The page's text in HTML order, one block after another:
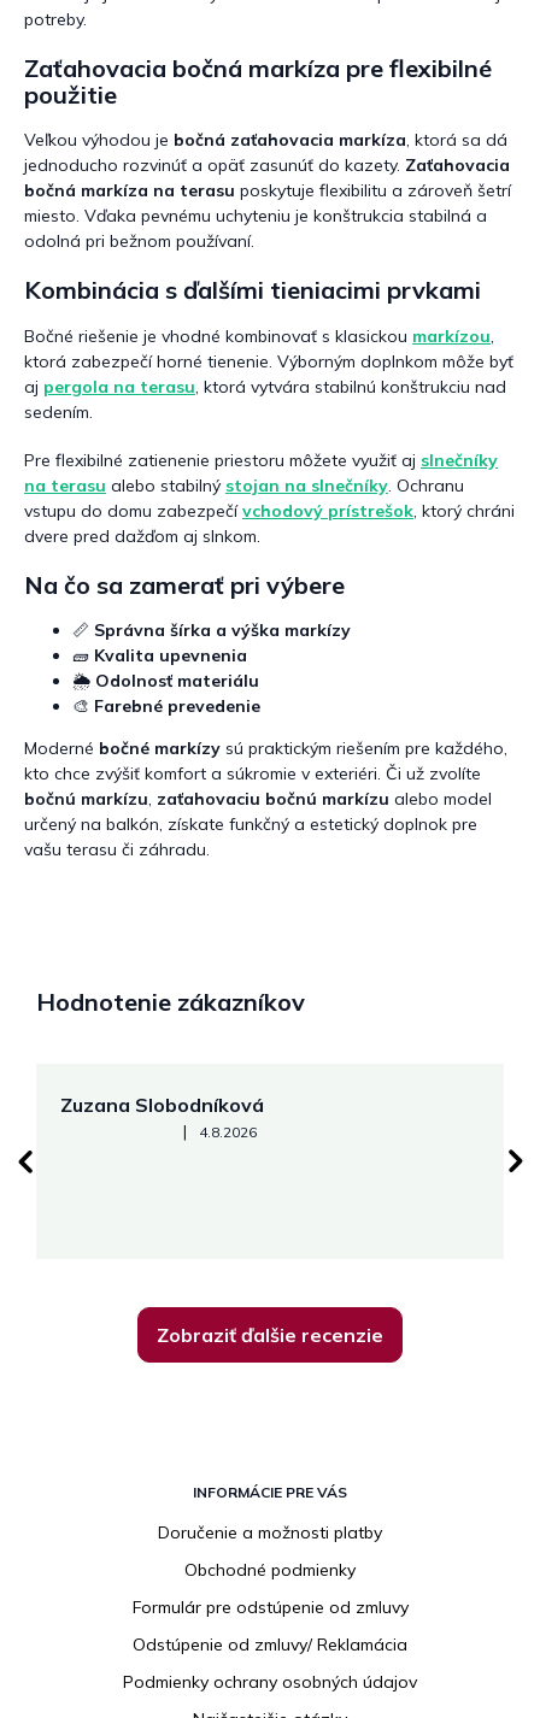
potreby.
Zaťahovacia bočná markíza pre flexibilné
použitie
Veľkou výhodou je bočná zaťahovacia markíza, ktorá sa dá
jednoducho rozvinúť a opäť zasunúť do kazety. Zaťahovacia
bočná markíza na terasu poskytuje flexibilitu a zároveň šetrí
miesto. Vďaka pevnému uchyteniu je konštrukcia stabilná a
odolná pri bežnom používaní.
Kombinácia s ďalšími tieniacimi prvkami
Bočné riešenie je vhodné kombinovať s klasickou markízou,
ktorá zabezpečí horné tienenie. Výborným doplnkom môže byť
aj pergola na terasu, ktorá vytvára stabilnú konštrukciu nad
sedením.
Pre flexibilné zatienenie priestoru môžete využiť aj slnečníky
na terasu alebo stabilný stojan na slnečníky. Ochranu
vstupu do domu zabezpečívchodový prístrešok, ktorý chráni
dvere pred dažďom aj slnkom.
Na čo sa zamerať pri výbere
📏 Správna šírka a výška markízy
🧱 Kvalita upevnenia
🌦️ Odolnosť materiálu
🎨 Farebné prevedenie
Moderné bočné markízy sú praktickým riešením pre každého,
kto chce zvýšiť komfort a súkromie v exteriéri. Či už zvolíte
bočnú markízu, zaťahovaciu bočnú markízu alebo model
určený na balkón, získate funkčný a estetický doplnok pre
vašu terasu či záhradu.
Hodnotenie zákazníkov
Zuzana Slobodníková
Hodnotenie obchodu je 5 z 5 hviezdičiek.
| 4.8.2026
Zobraziť ďalšie recenzie
INFORMÁCIE PRE VÁS
Doručenie a možnosti platby
Obchodné podmienky
Formulár pre odstúpenie od zmluvy
Odstúpenie od zmluvy/ Reklamácia
Podmienky ochrany osobných údajov